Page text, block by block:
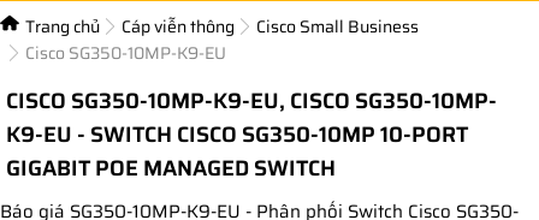
Trang chủ Cáp viễn thông
Cisco Small Business
Cisco SG350-10MP-K9-EU
CISCO SG350-10MP-K9-EU, CISCO SG350-10MP-
K9-EU - SWITCH CISCO SG350-10MP 10-PORT
GIGABIT POE MANAGED SWITCH
Báo giá SG350-10MP-K9-EU - Phân phối Switch Cisco SG350-